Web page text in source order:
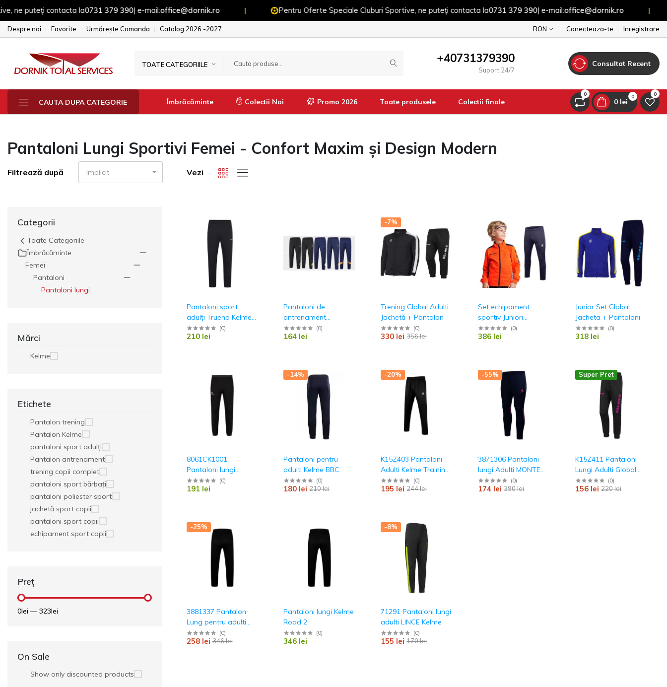
contacta la 0731 379 390| e-mail:office@dornik.ro | Pentru Oferte Speciale Cluburi Sportive, ne puteți contacta la 0731 379 390| e-mail:office@dornik.ro |
Despre noi Favorite Urmărește Comanda Catalog 2026 -2027 RON Conecteaza-te Inregistrare
TOATE CATEGORIILE +40731379390
Suport 24/7
Consultat Recent
CAUTA DUPA CATEGORIE Îmbrăcăminte
Fesuri - sepci - Manusi
Manusi
Imbracaminte termică
Geci & Jacheta Pantaloni
Pantaloni lungi
Pantaloni scurti
Bluza & Hanorace
Trening Antrenament
Tricou & polo
Colectii Noi Promo 2026 Toate produsele Colectii finale
0 0
0 lei
0
Pantaloni Lungi Sportivi Femei - Confort Maxim și Design Modern
Filtrează după Implicit Vezi
Categorii
Toate Categoriile
Îmbrăcăminte
Femei
Pantaloni
Pantaloni lungi
Mărci
Kelme
Etichete
Pantalon trening
Pantalon Kelme
pantaloni sport adulți
Pantalon antrenament
trening copii complet
pantaloni sport bărbați
pantaloni poliester sport
jachetă sport copii
pantaloni sport copii
echipament sport copii
Preț
0lei —323lei
On Sale
Show only discounted products
Pantaloni sport
adulți Trueno Kelme
8361CK1054
(0)
210 lei
Pantaloni de
antrenament
8161CK1003
(0)
164 lei
-7%
Trening Global Adulti
Jachetă + Pantalon
(0)
356 lei
330 lei
Set echipament
sportiv Juniori
Jacheta Lince +
Pantalon New Street
(0)
386 lei
Junior Set Global
Jacheta + Pantaloni
(0)
318 lei
8061CK1001
Pantaloni lungi
pentru adulti Warrior
Kelme
(0)
191 lei
-14%
Pantaloni pentru
adulti Kelme BBC
(0)
210 lei
180 lei
-20%
K15Z403 Pantaloni
Adulti Kelme Training
New Street
(0)
244 lei
195 lei
-55%
3871306 Pantaloni
lungi Adulti MONTES
Kelme
(0)
390 lei
174 lei
Super Pret
K15Z411 Pantaloni
Lungi Adulti Global
Kelme
(0)
220 lei
156 lei
-25%
3881337 Pantalon
Lung pentru adulti
Road Kelme
(0)
346 lei
258 lei
Pantaloni lungi Kelme
Road 2
(0)
346 lei
-8%
71291 Pantaloni lungi
adulti LINCE Kelme
(0)
170 lei
155 lei